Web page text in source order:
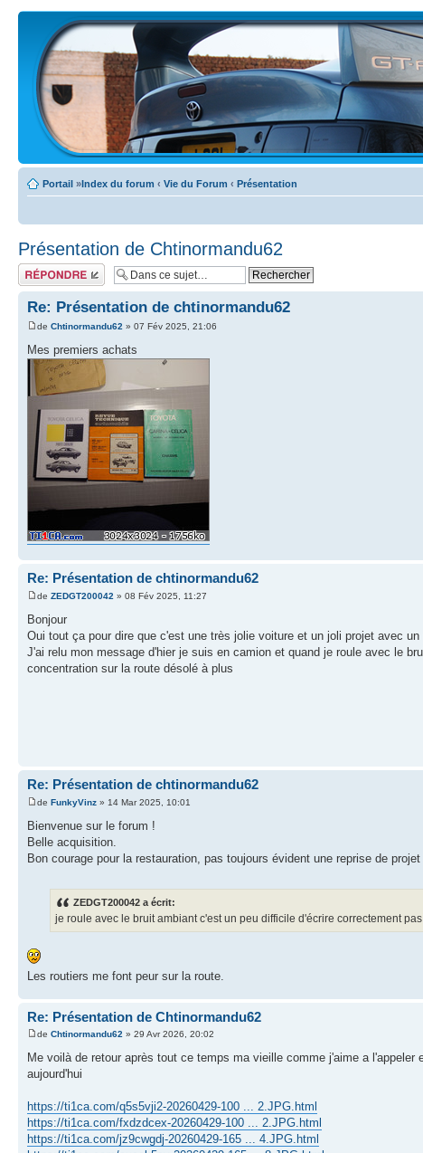
Portail »Index du forum ‹ Vie du Forum ‹ Présentation
Présentation de Chtinormandu62
Écrire un
commentaire
Re: Présentation de chtinormandu62
de Chtinormandu62 » 07 Fév 2025, 21:06
Mes premiers achats
Re: Présentation de chtinormandu62
de ZEDGT200042 » 08 Fév 2025, 11:27
Bonjour
Oui tout ça pour dire que c'est une très jolie voiture et un joli projet avec un
J'ai relu mon message d'hier je suis en camion et quand je roule avec le
concentration sur la route désolé à plus
Re: Présentation de chtinormandu62
de FunkyVinz » 14 Mar 2025, 10:01
Bienvenue sur le forum !
Belle acquisition.
Bon courage pour la restauration, pas toujours évident une reprise de
ZEDGT200042 a écrit:
je roule avec le bruit ambiant c'est un peu difficile d'écrire correctement
Les routiers me font peur sur la route.
Re: Présentation de Chtinormandu62
de Chtinormandu62 » 29 Avr 2026, 20:02
Me voilà de retour après tout ce temps ma vieille comme j'aime a
aujourd'hui
https://ti1ca.com/q5s5vji2-20260429-100 ... 2.JPG.html
https://ti1ca.com/fxdzdcex-20260429-100 ... 2.JPG.html
https://ti1ca.com/jz9cwgdj-20260429-165 ... 4.JPG.html